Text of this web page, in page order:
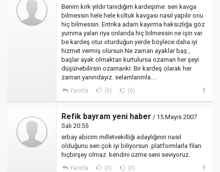
Benim kırk yıldır tanıdığım kardeşime: sen kavga
bilmessin hele hele koltuk kavgası nasıl yapılır onu
hiç bilmessin. Entrika adam kayırma haksızlığa göz
yumma yalan riya onlarıda hiç bilmessin ne işin var
be kardeş otur oturduğun yerde böylece daha iyi
hizmet vermiş olursun.Ne zaman ayaklar baş ,
başlar ayak olmaktan kurtulursa ozaman her şeyi
düşünebilirsin ozamanki: Bir kardeş olarak her
zaman yanındayız. selamlarımla....
Yanıtla (0) (0)
Refik bayram yeni haber / 15 Mayıs 2007
Salı 20:55
erbay abicim milletvekilliği adaylığının nasıl
olduğunu sen çok iyi biliyorsun. platformlarla filan
hiçbirşey olmaz. kendini üzme seni seviyoruz.
Yanıtla (0) (0)